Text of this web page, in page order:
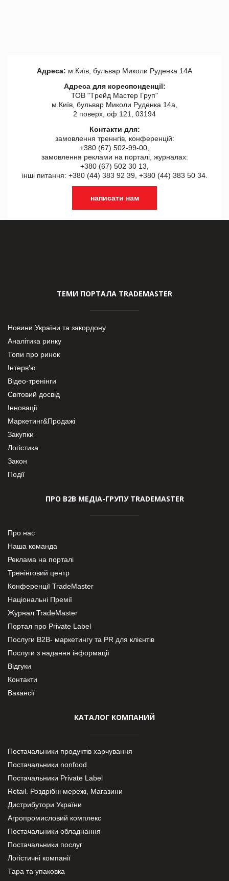
Адреса: м.Київ, бульвар Миколи Руденка 14А
Адреса для кореспонденції:
ТОВ "Tрейд Мастер Груп"
м.Київ, бульвар Миколи Руденка 14а,
2 поверх, оф 121, 03194
Контакти для:
замовлення треннгів, конференцій:
+380 (67) 502-99-00,
замовлення реклами на порталі, журналах:
+380 (67) 502 30 13,
інші питання: +380 (44) 383 92 39, +380 (44) 383 50 34.
написати нам
ТЕМИ ПОРТАЛА TRADEMASTER
Новини України та закордону
Аналітика ринку
Топи про ринок
Інтерв’ю
Відео-тренінги
Світовий досвід
Інновації
Маркетинг&Продажі
Закупки
Логістика
Закон
Події
ПРО В2В МЕДІА-ГРУПУ TRADEMASTER
Про нас
Наша команда
Реклама на порталі
Тренінговий центр
Конференції TradeMaster
Національні Премії
Журнал TradeMaster
Портал про Private Label
Послуги В2В- маркетингу та PR для клієнтів
Послуги з надання інформації
Відгуки
Контакти
Вакансії
КАТАЛОГ КОМПАНИЙ
Постачальники продуктів харчування
Постачальники nonfood
Постачальники Private Label
Retail. Роздрібні мережі, Магазини
Дистрибутори України
Агропромисловий комплекс
Постачальники обладнання
Постачальники послуг
Логістичні компанії
Тара та упаковка